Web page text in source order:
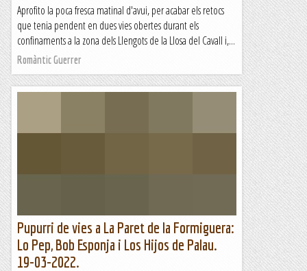
Aprofito la poca fresca matinal d'avui, per acabar els retocs
que tenia pendent en dues vies obertes durant els
confinaments a la zona dels Llengots de la Llosa del Cavall i,...
Romàntic Guerrer
Pupurri de vies a La Paret de la Formiguera:
Lo Pep, Bob Esponja i Los Hijos de Palau.
19-03-2022.